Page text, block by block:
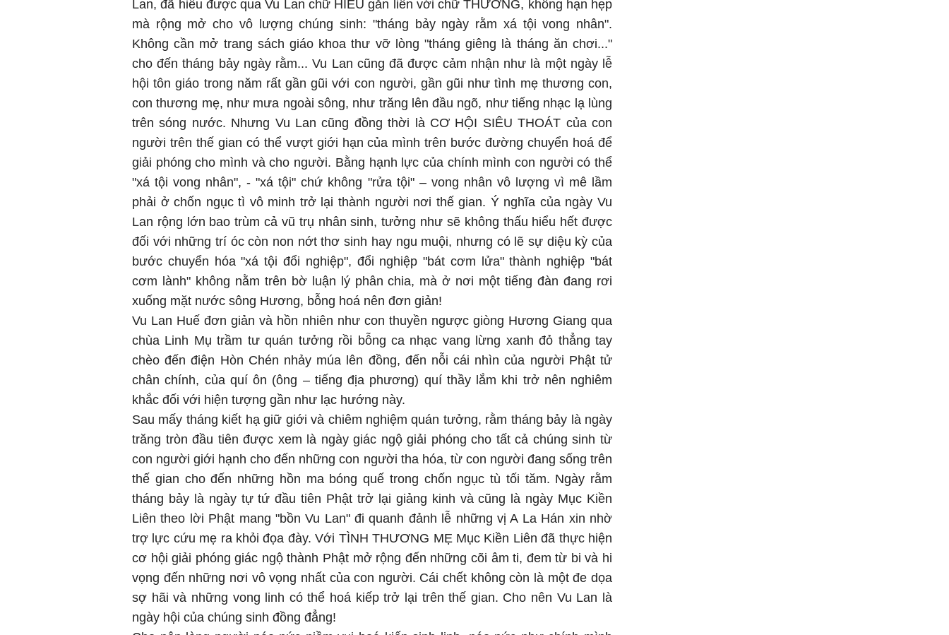
Lan, đã hiểu được qua Vu Lan chữ HIẾU gắn liền với chữ THƯƠNG, không hạn hẹp
mà rộng mở cho vô lượng chúng sinh: "tháng bảy ngày rằm xá tội vong nhân".
Không cần mở trang sách giáo khoa thư vỡ lòng "tháng giêng là tháng ăn chơi..."
cho đến tháng bảy ngày rằm... Vu Lan cũng đã được cảm nhận như là một ngày lễ
hội tôn giáo trong năm rất gần gũi với con người, gần gũi như tình mẹ thương con,
con thương mẹ, như mưa ngoài sông, như trăng lên đầu ngõ, như tiếng nhạc lạ lùng
trên sóng nước. Nhưng Vu Lan cũng đồng thời là CƠ HỘI SIÊU THOÁT của con
người trên thế gian có thể vượt giới hạn của mình trên bước đường chuyển hoá để
giải phóng cho mình và cho người. Bằng hạnh lực của chính mình con người có thể
"xá tội vong nhân", - "xá tội" chứ không "rửa tội" – vong nhân vô lượng vì mê lầm
phải ở chốn ngục tì vô minh trở lại thành người nơi thế gian. Ý nghĩa của ngày Vu
Lan rộng lớn bao trùm cả vũ trụ nhân sinh, tưởng như sẽ không thấu hiểu hết được
đối với những trí óc còn non nớt thơ sinh hay ngu muội, nhưng có lẽ sự diệu kỳ của
bước chuyển hóa "xá tội đổi nghiệp", đổi nghiệp "bát cơm lửa" thành nghiệp "bát
cơm lành" không nằm trên bờ luận lý phân chia, mà ở nơi một tiếng đàn đang rơi
xuống mặt nước sông Hương, bỗng hoá nên đơn giản!
Vu Lan Huế đơn giản và hồn nhiên như con thuyền ngược giòng Hương Giang qua
chùa Linh Mụ trầm tư quán tưởng rồi bỗng ca nhạc vang lừng xanh đỏ thẳng tay
chèo đến điện Hòn Chén nhảy múa lên đồng, đến nỗi cái nhìn của người Phật tử
chân chính, của quí ôn (ông – tiếng địa phương) quí thầy lắm khi trở nên nghiêm
khắc đối với hiện tượng gần như lạc hướng này.
Sau mấy tháng kiết hạ giữ giới và chiêm nghiệm quán tưởng, rằm tháng bảy là ngày
trăng tròn đầu tiên được xem là ngày giác ngộ giải phóng cho tất cả chúng sinh từ
con người giới hạnh cho đến những con người tha hóa, từ con người đang sống trên
thế gian cho đến những hồn ma bóng quế trong chốn ngục tù tối tăm. Ngày rằm
tháng bảy là ngày tự tứ đầu tiên Phật trở lại giảng kinh và cũng là ngày Mục Kiền
Liên theo lời Phật mang "bồn Vu Lan" đi quanh đảnh lễ những vị A La Hán xin nhờ
trợ lực cứu mẹ ra khỏi đọa đày. Với TÌNH THƯƠNG MẸ Mục Kiền Liên đã thực hiện
cơ hội giải phóng giác ngộ thành Phật mở rộng đến những cõi âm ti, đem từ bi và hi
vọng đến những nơi vô vọng nhất của con người. Cái chết không còn là một đe dọa
sợ hãi và những vong linh có thể hoá kiếp trở lại trên thế gian. Cho nên Vu Lan là
ngày hội của chúng sinh đồng đẳng!